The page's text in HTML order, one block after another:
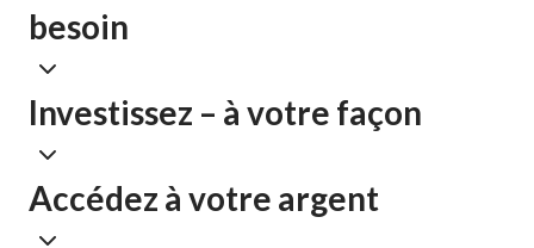
besoin
Investissez – à votre façon
Accédez à votre argent